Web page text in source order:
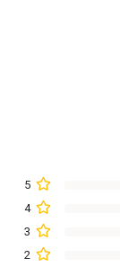
5
4
3
2